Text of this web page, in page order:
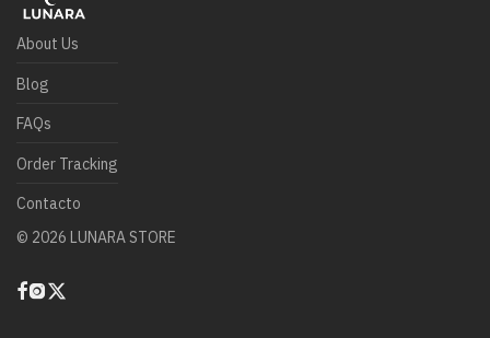
About Us
Blog
FAQs
Order Tracking
Contacto
© 2026 LUNARA STORE